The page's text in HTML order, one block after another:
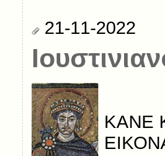
21-11-2022
ΚΑΝΕ